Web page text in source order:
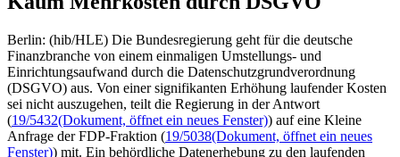
Berlin: (hib/HLE) Die Bundesregierung geht für die deutsche
Finanzbranche von einem einmaligen Umstellungs- und
Einrichtungsaufwand durch die Datenschutzgrundverordnung
(DSGVO) aus. Von einer signifikanten Erhöhung laufender Kosten
sei nicht auszugehen, teilt die Regierung in der Antwort
(19/5432(Dokument, öffnet ein neues Fenster)) auf eine Kleine
Anfrage der FDP-Fraktion (19/5038(Dokument, öffnet ein neues
Fenster)) mit. Ein behördliche Datenerhebung zu den laufenden